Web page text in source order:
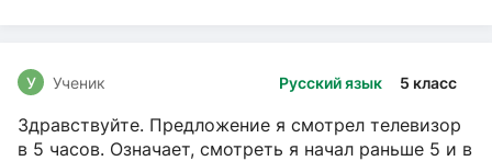
Русский язык 5 класс
У Ученик
Здравствуйте. Предложение я смотрел телевизор
в 5 часов. Означает, смотреть я начал раньше 5 и в